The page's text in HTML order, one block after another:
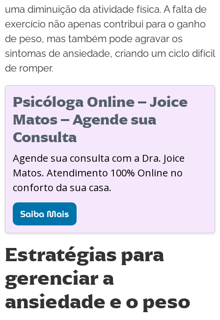
uma diminuição da atividade física. A falta de
exercício não apenas contribui para o ganho
de peso, mas também pode agravar os
sintomas de ansiedade, criando um ciclo difícil
de romper.
Psicóloga Online – Joice
Matos – Agende sua
Consulta
Agende sua consulta com a Dra. Joice
Matos. Atendimento 100% Online no
conforto da sua casa.
Saiba Mais
Estratégias para
gerenciar a
ansiedade e o peso